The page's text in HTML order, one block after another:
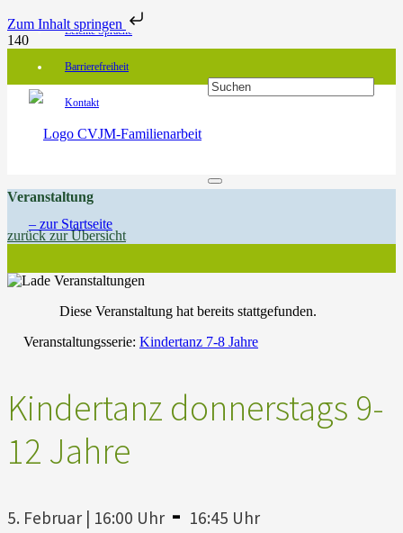
Zum Inhalt springen
Leichte Sprache
Barrierefreiheit
Kontakt
Veranstaltung
zurück zur Übersicht
Diese Veranstaltung hat bereits stattgefunden.
Veranstaltungsserie: Kindertanz 7-8 Jahre
Kindertanz donnerstags 9-
12 Jahre
5. Februar | 16:00 Uhr - 16:45 Uhr